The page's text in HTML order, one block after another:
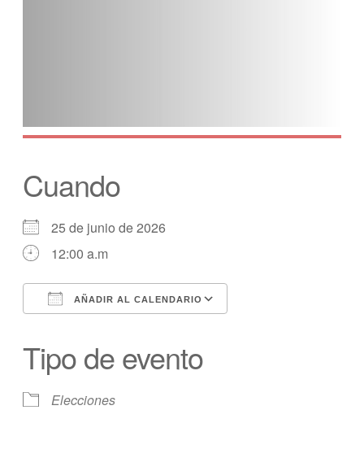
Cuando
25 de junio de 2026
12:00 a.m
AÑADIR AL CALENDARIO
Tipo de evento
Elecciones